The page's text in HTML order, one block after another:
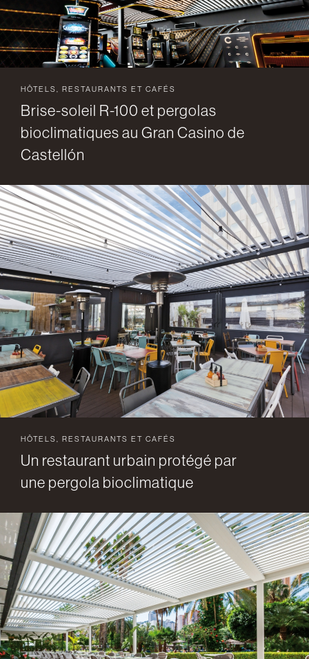
HÔTELS, RESTAURANTS ET CAFÉS
Brise-soleil R-100 et pergolas
bioclimatiques au Gran Casino de
Castellón
HÔTELS, RESTAURANTS ET CAFÉS
Un restaurant urbain protégé par
une pergola bioclimatique